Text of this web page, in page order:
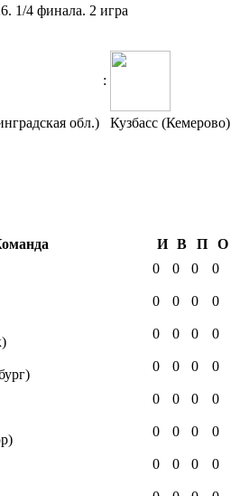
1/4 финала. 2 игра
:
обл.) Кузбасс (Кемерово)
И В П
О
0 0 0 0
0 0 0 0
0 0 0 0
0 0 0 0
0 0 0 0
0 0 0 0
0 0 0 0